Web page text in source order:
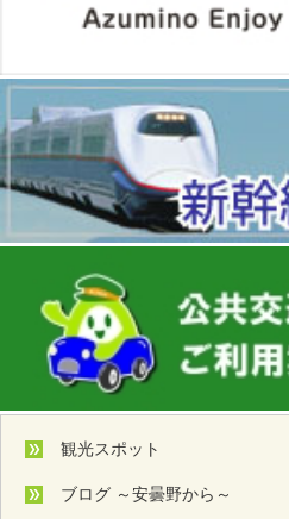
観光スポット
ブログ ～安曇野から～